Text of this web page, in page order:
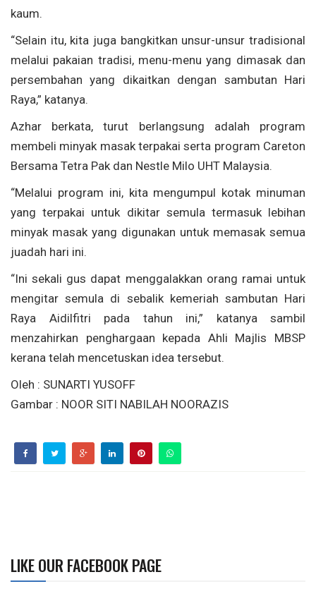
kaum.
“Selain itu, kita juga bangkitkan unsur-unsur tradisional
melalui pakaian tradisi, menu-menu yang dimasak dan
persembahan yang dikaitkan dengan sambutan Hari
Raya,” katanya.
Azhar berkata, turut berlangsung adalah program
membeli minyak masak terpakai serta program Careton
Bersama Tetra Pak dan Nestle Milo UHT Malaysia.
“Melalui program ini, kita mengumpul kotak minuman
yang terpakai untuk dikitar semula termasuk lebihan
minyak masak yang digunakan untuk memasak semua
juadah hari ini.
“Ini sekali gus dapat menggalakkan orang ramai untuk
mengitar semula di sebalik kemeriah sambutan Hari
Raya Aidilfitri pada tahun ini,” katanya sambil
menzahirkan penghargaan kepada Ahli Majlis MBSP
kerana telah mencetuskan idea tersebut.
Oleh : SUNARTI YUSOFF
Gambar : NOOR SITI NABILAH NOORAZIS
LIKE OUR FACEBOOK PAGE